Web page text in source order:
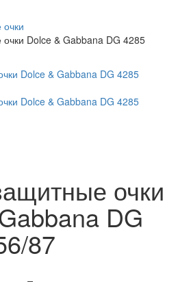
Dolce & Gabbana DG 4285
очки
DG
87